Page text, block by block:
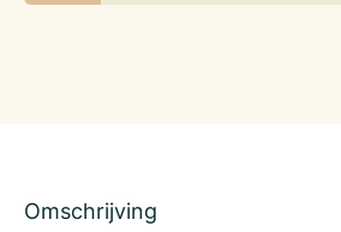
Omschrijving